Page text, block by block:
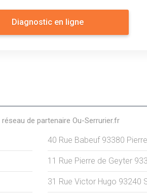
Diagnostic en ligne
de partenaire Ou-Serrurier.fr
40 Rue Babeuf 93380
11 Rue Pierre de Geyter
31 Rue Victor Hugo 93240